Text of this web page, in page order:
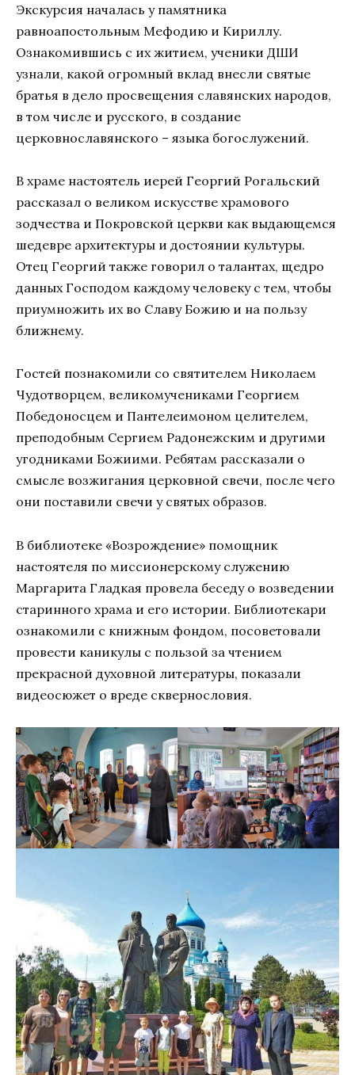
Экскурсия началась у памятника
равноапостольным Мефодию и Кириллу.
Ознакомившись с их житием, ученики ДШИ
узнали, какой огромный вклад внесли святые
братья в дело просвещения славянских народов,
в том числе и русского, в создание
церковнославянского – языка богослужений.
В храме настоятель иерей Георгий Рогальский
рассказал о великом искусстве храмового
зодчества и Покровской церкви как выдающемся
шедевре архитектуры и достоянии культуры.
Отец Георгий также говорил о талантах, щедро
данных Господом каждому человеку с тем, чтобы
приумножить их во Славу Божию и на пользу
ближнему.
Гостей познакомили со святителем Николаем
Чудотворцем, великомучениками Георгием
Победоносцем и Пантелеимоном целителем,
преподобным Сергием Радонежским и другими
угодниками Божиими. Ребятам рассказали о
смысле возжигания церковной свечи, после чего
они поставили свечи у святых образов.
В библиотеке «Возрождение» помощник
настоятеля по миссионерскому служению
Маргарита Гладкая провела беседу о возведении
старинного храма и его истории. Библиотекари
ознакомили с книжным фондом, посоветовали
провести каникулы с пользой за чтением
прекрасной духовной литературы, показали
видеосюжет о вреде сквернословия.